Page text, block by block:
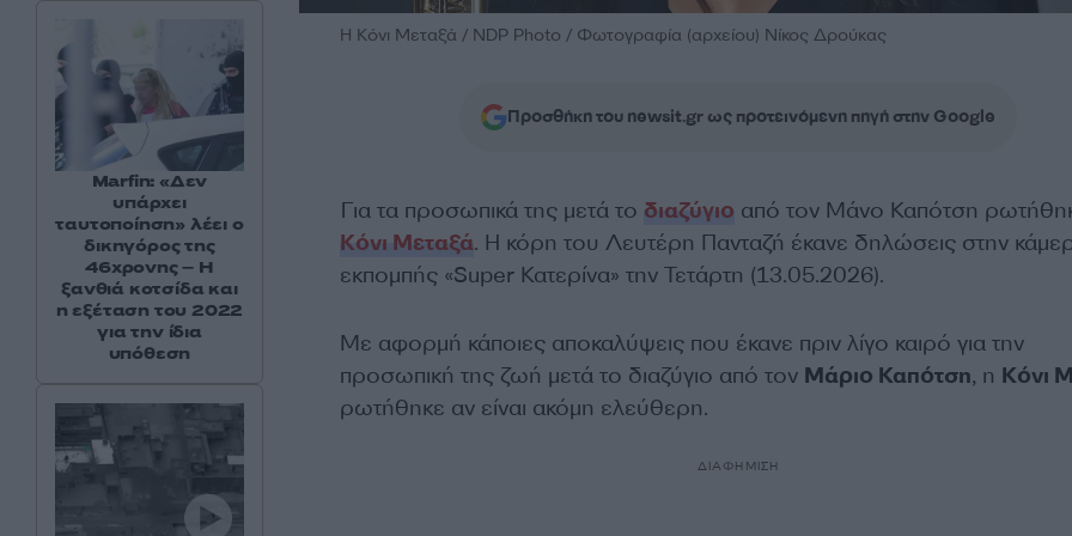
Η Κόνι Μεταξά / NDP Photo / Φωτογραφία (αρχείου) Νίκος Δρούκας
Προσθήκη του newsit.gr ως προτεινόμενη πηγή στην Google
Για τα προσωπικά της μετά το διαζύγιο από τον Μάνο Καπότση
Κόνι Μεταξά. Η κόρη του Λευτέρη Πανταζή έκανε δηλώσεις στην
εκπομπής «Super Κατερίνα» την Τετάρτη (13.05.2026).
Με αφορμή κάποιες αποκαλύψεις που έκανε πριν λίγο καιρό για την
προσωπική της ζωή μετά το διαζύγιο από τον Μάριο Καπότση, η Κόνι
ρωτήθηκε αν είναι ακόμη ελεύθερη.
ΔΙΑΦΗΜΙΣΗ
Marfin: «Δεν
υπάρχει
ταυτοποίηση» λέει ο
δικηγόρος της
46χρονης – Η
ξανθιά κοτσίδα και
η εξέταση του 2022
για την ίδια
υπόθεση